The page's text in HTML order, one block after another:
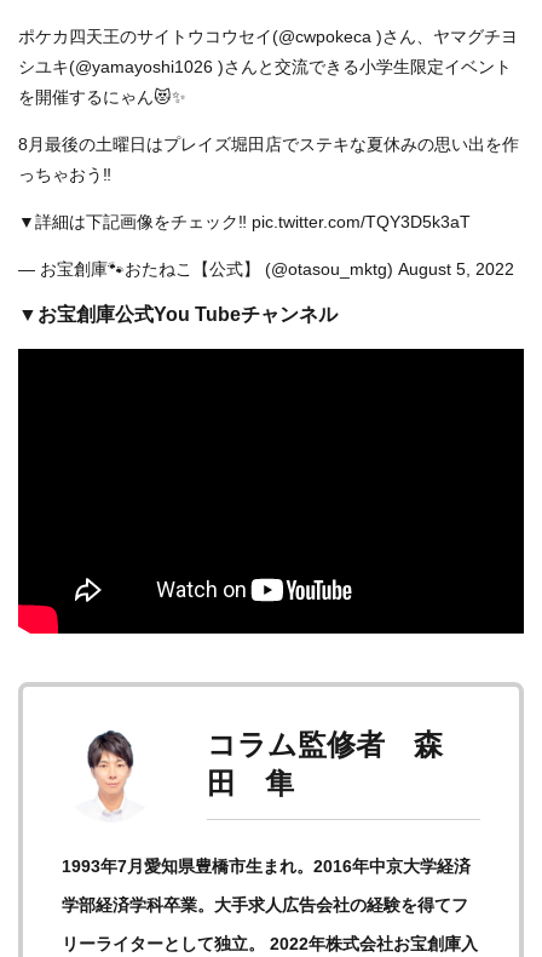
ポケカ四天王のサイトウコウセイ(@cwpokeca )さん、ヤマグチヨ
シユキ(@yamayoshi1026 )さんと交流できる小学生限定イベント
を開催するにゃん😻✨
8月最後の土曜日はプレイズ堀田店でステキな夏休みの思い出を作
っちゃおう‼️
▼詳細は下記画像をチェック‼️ pic.twitter.com/TQY3D5k3aT
— お宝創庫🐾おたねこ【公式】 (@otasou_mktg) August 5, 2022
▼お宝創庫公式You Tubeチャンネル
コラム監修者 森
田 隼
1993年7月愛知県豊橋市生まれ。2016年中京大学経済
学部経済学科卒業。大手求人広告会社の経験を得てフ
リーライターとして独立。 2022年株式会社お宝創庫入